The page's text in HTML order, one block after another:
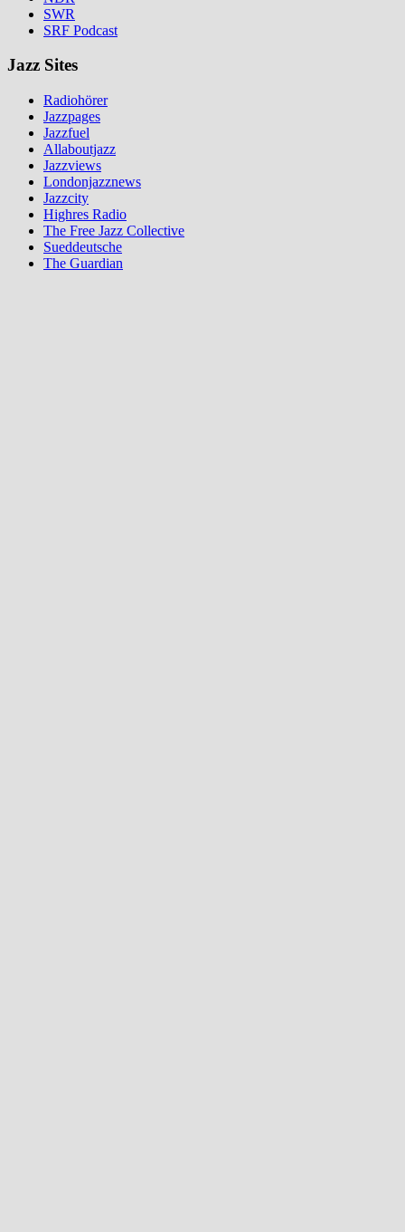
SWR
SRF Podcast
Jazz Sites
Radiohörer
Jazzpages
Jazzfuel
Allaboutjazz
Jazzviews
Londonjazznews
Jazzcity
Highres Radio
The Free Jazz Collective
Sueddeutsche
The Guardian